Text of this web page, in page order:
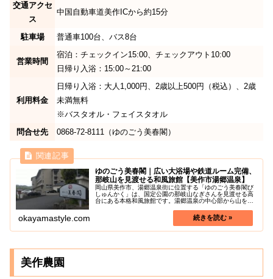
交通アクセ
ス
中国自動車道美作ICから約15分
駐車場 普通車100台、バス8台
営業時間
宿泊：チェックイン15:00、チェックアウト10:00
日帰り入浴：15:00～21:00
利用料金
日帰り入浴：大人1,000円、2歳以上500円（税込）、2歳
未満無料
※バスタオル・フェイスタオル
問合せ先
0868-72-8111（ゆのごう美春閣）
ゆのごう美春閣｜広い大浴場や鉄道ルーム完備、
那岐山を見渡せる和風旅館【美作市湯郷温泉】
岡山県美作市、湯郷温泉街に位置する「ゆのごう美春閣び
しゅんかく」は、国定公園の那岐山なぎさんを見渡せる高
台にある本格和風旅館です。湯郷温泉の中心部から山を登
可能な県北最大級の大浴場を有して...
okayamastyle.com
美作農園